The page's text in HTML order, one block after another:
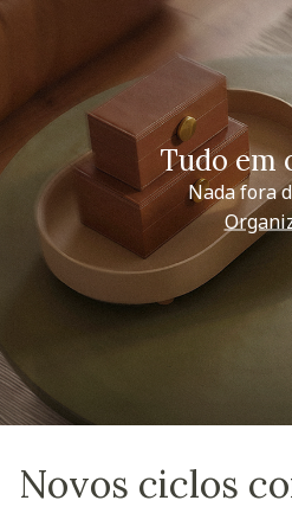
Tudo em
Nada fora
Novos ciclos